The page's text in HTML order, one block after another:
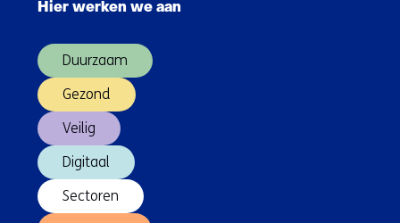
Hier werken we aan
Duurzaam
Gezond
Veilig
Digitaal
Sectoren